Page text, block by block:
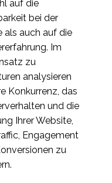
3
3
8
2
auf die
bei der
als auch auf die
Im
zu
analysieren
Konkurrenz, das
und die
Ihrer Website,
Engagement
zu